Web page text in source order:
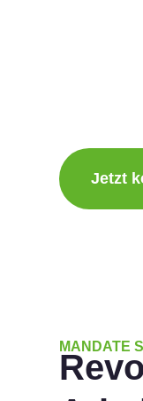
Jetzt
MANDATE